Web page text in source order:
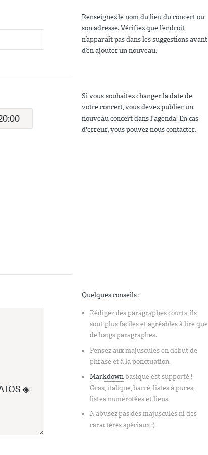
Renseignez le nom du lieu du concert ou
son adresse. Vérifiez que l’endroit
n’apparaît pas dans les suggestions avant
d’en ajouter un nouveau.
Si vous souhaitez changer la date de
votre concert, vous devez publier un
nouveau concert dans l'agenda. En cas
d'erreur, vous pouvez nous contacter.
Quelques conseils :
Rédigez des paragraphes courts, ils
sont plus faciles et agréables à lire que
de longs paragraphes.
Pensez aux majuscules en début de
phrase et à la ponctuation.
Markdownbasique est supporté !
Gras, italique, barré, listes à puces,
listes numérotées et liens.
N’abusez pas des majuscules ni des
caractères spéciaux :)